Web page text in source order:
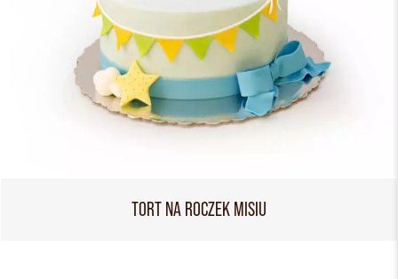
TORT NA ROCZEK MISIU